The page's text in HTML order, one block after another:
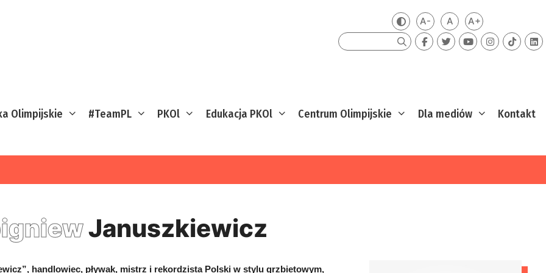
Zmień kontrast
A-Mniejsza czcionka
ADomyślna czcionka
A+Większa
Szukaj
Olimpijskie #TeamPL PKOl Edukacja PKOl Centrum Olimpijskie Dla mediów Kontakt
Januszkiewicz
handlowiec, pływak, mistrz i rekordzista Polski w stylu grzbietowym,